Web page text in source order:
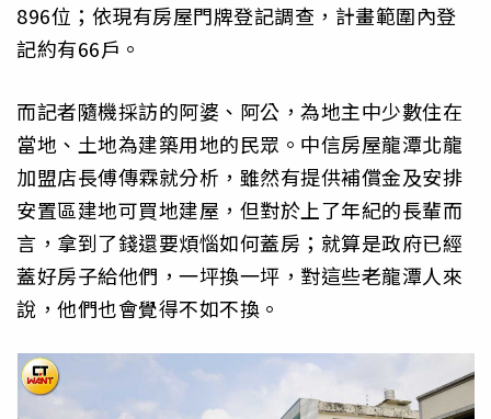
896位；依現有房屋門牌登記調查，計畫範圍內登
記約有66戶。
而記者隨機採訪的阿婆、阿公，為地主中少數住在
當地、土地為建築用地的民眾。中信房屋龍潭北龍
加盟店長傅傳霖就分析，雖然有提供補償金及安排
安置區建地可買地建屋，但對於上了年紀的長輩而
言，拿到了錢還要煩惱如何蓋房；就算是政府已經
蓋好房子給他們，一坪換一坪，對這些老龍潭人來
說，他們也會覺得不如不換。